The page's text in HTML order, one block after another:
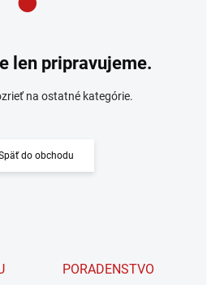
len pripravujeme.
na ostatné kategórie.
do obchodu
PORADENSTVO